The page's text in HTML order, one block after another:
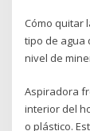
Cómo quitar
tipo de agua
nivel de
Aspiradora
interior del
o plástico.